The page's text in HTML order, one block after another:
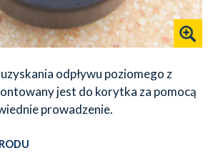
odpływu poziomego z
jest do korytka za pomocą
prowadzenie.